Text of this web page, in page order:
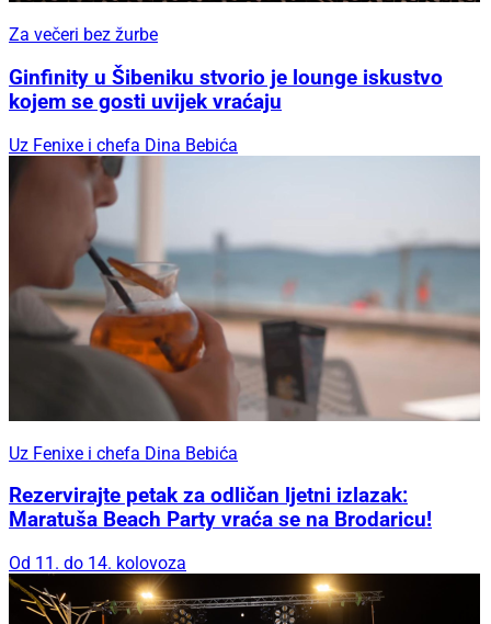
Za večeri bez žurbe
Ginfinity u Šibeniku stvorio je lounge iskustvo
kojem se gosti uvijek vraćaju
Uz Fenixe i chefa Dina Bebića
Uz Fenixe i chefa Dina Bebića
Rezervirajte petak za odličan ljetni izlazak:
Maratuša Beach Party vraća se na Brodaricu!
Od 11. do 14. kolovoza